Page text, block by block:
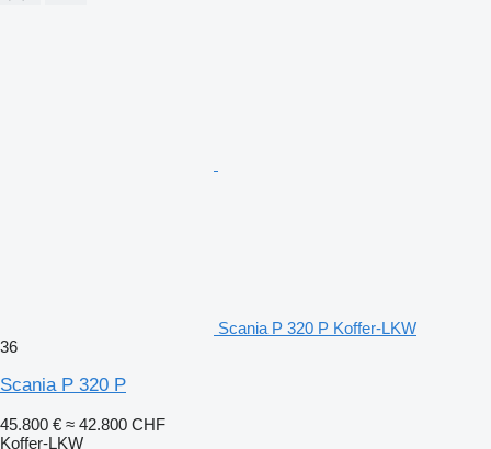
Scania P 320 P Koffer-LKW
36
Scania P 320 P
45.800 € ≈ 42.800 CHF
Koffer-LKW